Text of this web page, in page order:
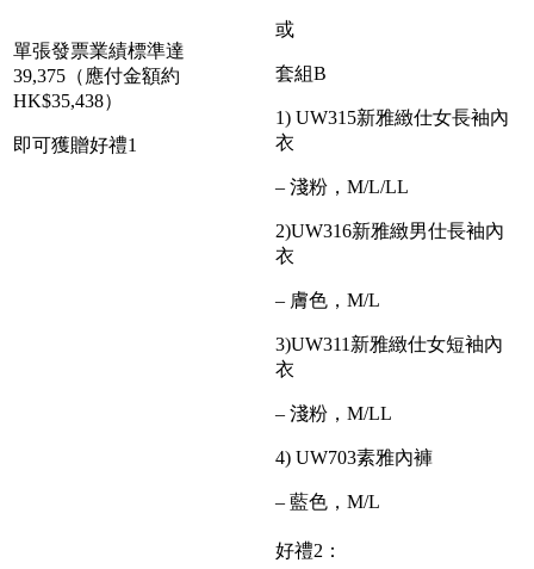
單張發票業績標準達
39,375（應付金額約
HK$35,438）
即可獲贈好禮1
或
套組B
1) UW315新雅緻仕女長袖內
衣
– 淺粉，M/L/LL
2)UW316新雅緻男仕長袖內
衣
– 膚色，M/L
3)UW311新雅緻仕女短袖內
衣
– 淺粉，M/LL
4) UW703素雅內褲
– 藍色，M/L
好禮2：